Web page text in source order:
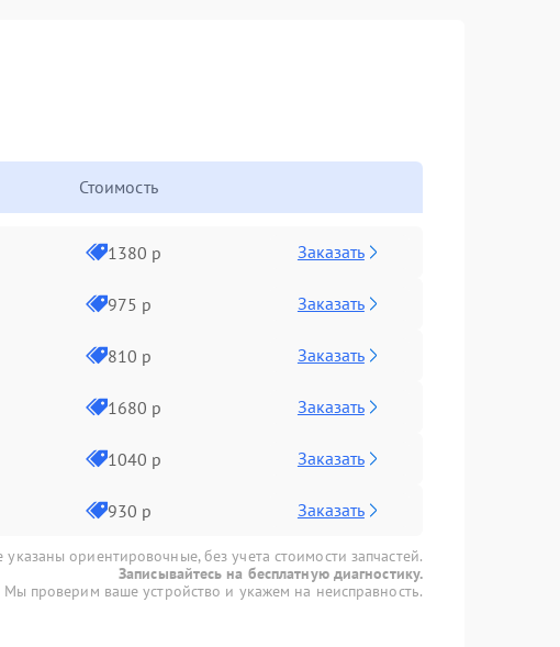
Стоимость
1380 р Заказать
975 р Заказать
810 р Заказать
1680 р Заказать
1040 р Заказать
930 р Заказать
ориентировочные, без учета стоимости запчастей.
Записывайтесь на бесплатную диагностику.
Мы проверим ваше устройство и укажем на неисправность.